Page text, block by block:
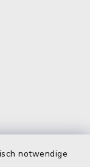
notwendige